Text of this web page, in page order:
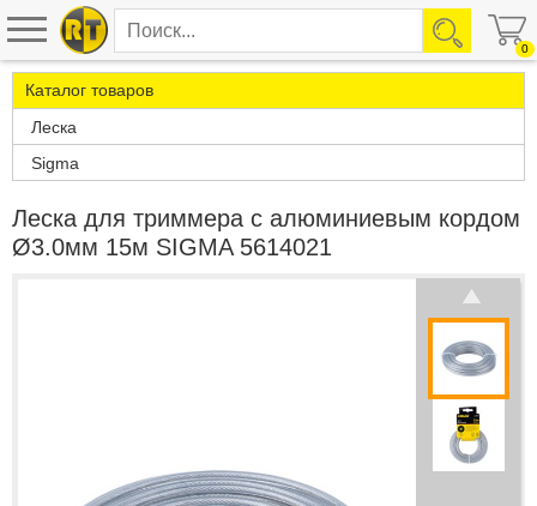
0
Каталог товаров
Леска
Sigma
Леска для триммера с алюминиевым кордом
Ø3.0мм 15м SIGMA 5614021